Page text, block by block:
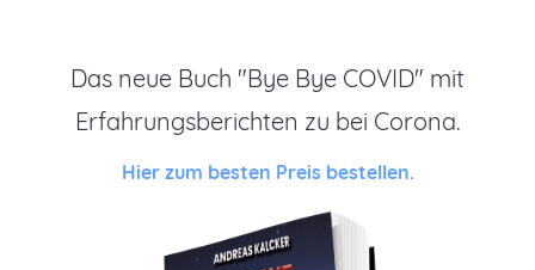
Das neue Buch "Bye Bye COVID" mit
Erfahrungsberichten zu bei Corona.
Hier zum besten Preis bestellen.